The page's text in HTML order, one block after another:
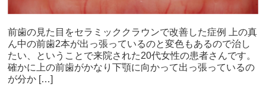
前歯の見た目をセラミッククラウンで改善した症例 上の真
ん中の前歯2本が出っ張っているのと変色もあるので治し
たい、ということで来院された20代女性の患者さんです。
確かに上の前歯がかなり下顎に向かって出っ張っているの
が分か […]